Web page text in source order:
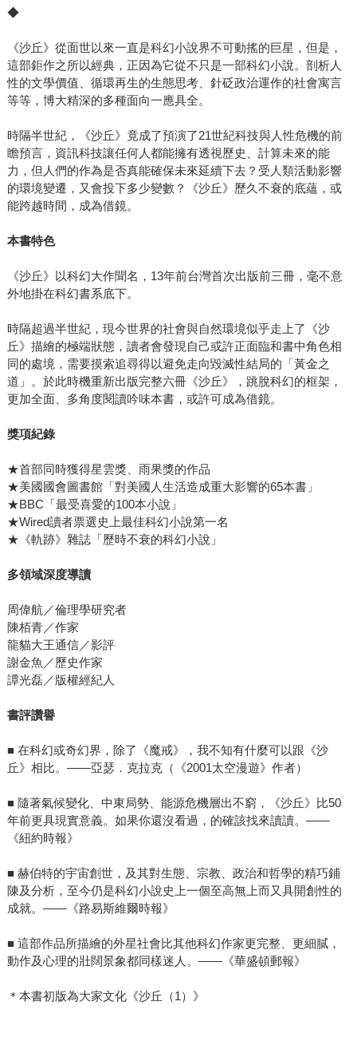
◆
《沙丘》從面世以來一直是科幻小說界不可動搖的巨星，但是，
這部鉅作之所以經典，正因為它從不只是一部科幻小說。剖析人
性的文學價值、循環再生的生態思考、針砭政治運作的社會寓言
等等，博大精深的多種面向一應具全。
時隔半世紀，《沙丘》竟成了預演了21世紀科技與人性危機的前
瞻預言，資訊科技讓任何人都能擁有透視歷史、計算未來的能
力，但人們的作為是否真能確保未來延續下去？受人類活動影響
的環境變遷，又會投下多少變數？《沙丘》歷久不衰的底蘊，或
能跨越時間，成為借鏡。
本書特色
《沙丘》以科幻大作聞名，13年前台灣首次出版前三冊，毫不意
外地掛在科幻書系底下。
時隔超過半世紀，現今世界的社會與自然環境似乎走上了《沙
丘》描繪的極端狀態，讀者會發現自己或許正面臨和書中角色相
同的處境，需要摸索追尋得以避免走向毀滅性結局的「黃金之
道」。於此時機重新出版完整六冊《沙丘》，跳脫科幻的框架，
更加全面、多角度閱讀吟味本書，或許可成為借鏡。
獎項紀錄
★首部同時獲得星雲獎、雨果獎的作品
★美國國會圖書館「對美國人生活造成重大影響的65本書」
★BBC「最受喜愛的100本小說」
★Wired讀者票選史上最佳科幻小說第一名
★《軌跡》雜誌「歷時不衰的科幻小說」
多領域深度導讀
周偉航／倫理學研究者
陳栢青／作家
龍貓大王通信／影評
謝金魚／歷史作家
譚光磊／版權經紀人
書評讚譽
■ 在科幻或奇幻界，除了《魔戒》，我不知有什麼可以跟《沙
丘》相比。——亞瑟．克拉克（《2001太空漫遊》作者）
■ 隨著氣候變化、中東局勢、能源危機層出不窮，《沙丘》比50
年前更具現實意義。如果你還沒看過，的確該找來讀讀。——
《紐約時報》
■ 赫伯特的宇宙創世，及其對生態、宗教、政治和哲學的精巧鋪
陳及分析，至今仍是科幻小說史上一個至高無上而又具開創性的
成就。——《路易斯維爾時報》
■ 這部作品所描繪的外星社會比其他科幻作家更完整、更細膩，
動作及心理的壯闊景象都同樣迷人。——《華盛頓郵報》
＊本書初版為大家文化《沙丘（1）》